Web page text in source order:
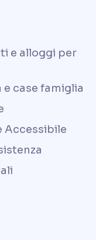
e alloggi per
case famiglia
Accessibile